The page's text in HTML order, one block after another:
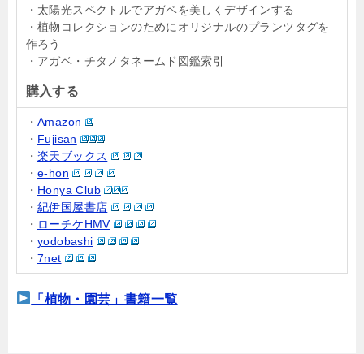
・太陽光スペクトルでアガベを美しくデザインする
・植物コレクションのためにオリジナルのプランツタグを
作ろう
・アガベ・チタノタネームド図鑑索引
購入する
・ Amazon
・ Fujisan
・ 楽天ブックス
・ e-hon
・ Honya Club
・ 紀伊国屋書店
・ ローチケHMV
・ yodobashi
・ 7net
「植物・園芸」書籍一覧